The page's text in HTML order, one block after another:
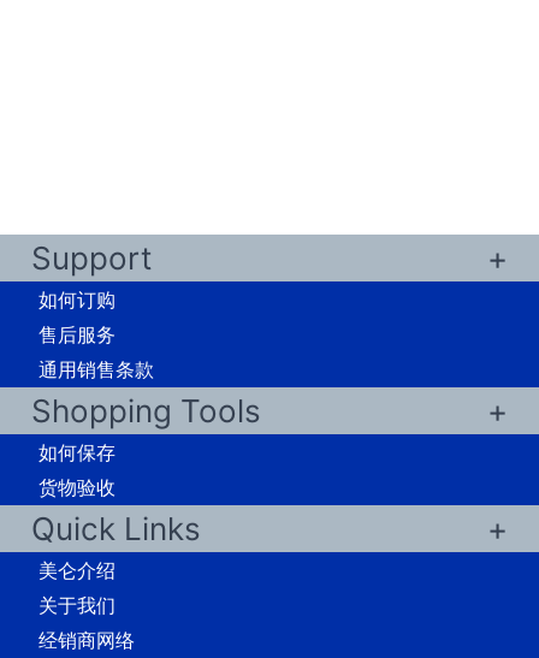
Support
如何订购
售后服务
通用销售条款
Shopping Tools
如何保存
货物验收
Quick Links
美仑介绍
关于我们
经销商网络